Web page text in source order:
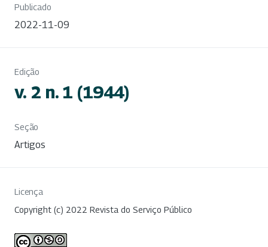
Publicado
2022-11-09
Edição
v. 2 n. 1 (1944)
Seção
Artigos
Licença
Copyright (c) 2022 Revista do Serviço Público